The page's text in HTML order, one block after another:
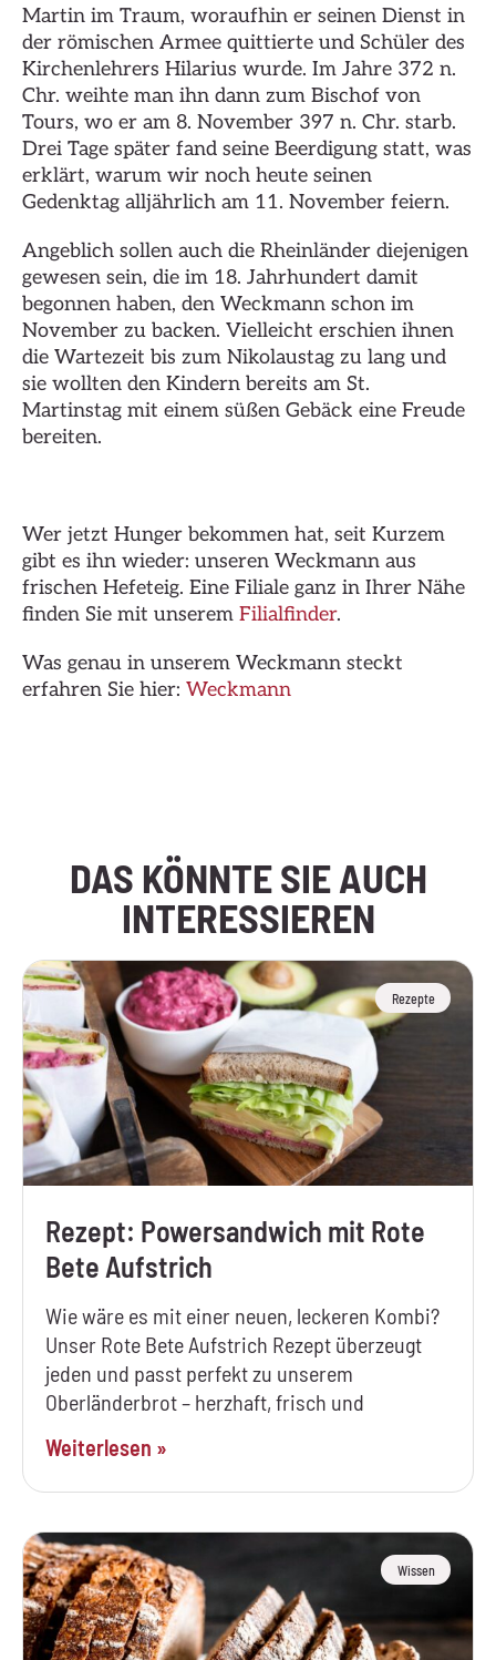
Martin im Traum, woraufhin er seinen Dienst in
der römischen Armee quittierte und Schüler des
Kirchenlehrers Hilarius wurde. Im Jahre 372 n.
Chr. weihte man ihn dann zum Bischof von
Tours, wo er am 8. November 397 n. Chr. starb.
Drei Tage später fand seine Beerdigung statt, was
erklärt, warum wir noch heute seinen
Gedenktag alljährlich am 11. November feiern.
Angeblich sollen auch die Rheinländer diejenigen
gewesen sein, die im 18. Jahrhundert damit
begonnen haben, den Weckmann schon im
November zu backen. Vielleicht erschien ihnen
die Wartezeit bis zum Nikolaustag zu lang und
sie wollten den Kindern bereits am St.
Martinstag mit einem süßen Gebäck eine Freude
bereiten.
Wer jetzt Hunger bekommen hat, seit Kurzem
gibt es ihn wieder: unseren Weckmann aus
frischen Hefeteig. Eine Filiale ganz in Ihrer Nähe
finden Sie mit unserem Filialfinder.
Was genau in unserem Weckmann steckt
erfahren Sie hier: Weckmann
DAS KÖNNTE SIE AUCH
INTERESSIEREN
Rezepte
Rezept: Powersandwich mit Rote
Bete Aufstrich
Wie wäre es mit einer neuen, leckeren Kombi?
Unser Rote Bete Aufstrich Rezept überzeugt
jeden und passt perfekt zu unserem
Oberländerbrot – herzhaft, frisch und
Weiterlesen »
Wissen